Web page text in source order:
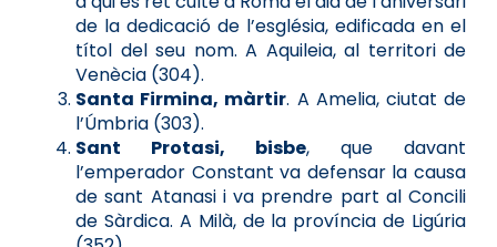
de la dedicació de l’església, edificada en el
títol del seu nom. A Aquileia, al territori de
Venècia (304).
Santa Firmina, màrtir. A Amelia, ciutat de
l’Úmbria (303).
Sant Protasi, bisbe, que davant
l’emperador Constant va defensar la causa
de sant Atanasi i va prendre part al Concili
de Sàrdica. A Milà, de la província de Ligúria